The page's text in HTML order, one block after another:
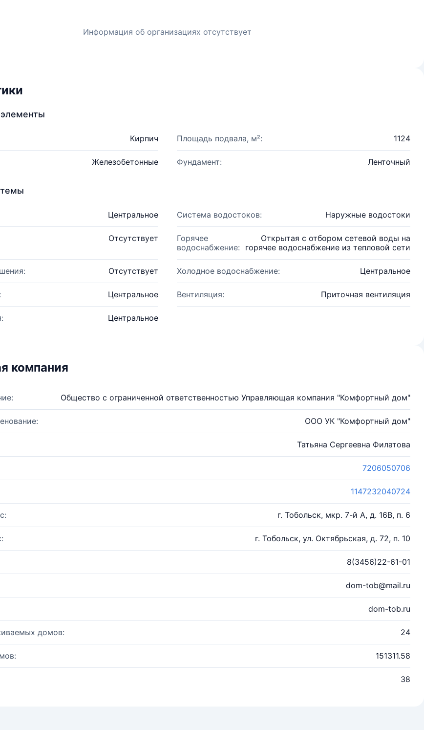
Информация об организациях отсутствует
Кирпич Площадь подвала, м²: 1124
Железобетонные Фундамент: Ленточный
Центральное Система водостоков: Наружные водостоки
Отсутствует
Горячее
водоснабжение:
Открытая с отбором сетевой воды на
горячее водоснабжение из тепловой сети
Отсутствует Холодное водоснабжение: Центральное
Центральное Вентиляция: Приточная вентиляция
Центральное
компания
Общество с ограниченной ответственностью Управляющая компания "Комфортный дом"
ООО УК "Комфортный дом"
Татьяна Сергеевна Филатова
7206050706
1147232040724
г. Тобольск, мкр. 7-й А, д. 16В, п. 6
г. Тобольск, ул. Октябрьская, д. 72, п. 10
8(3456)22-61-01
dom-tob@mail.ru
dom-tob.ru
домов: 24
151311.58
38